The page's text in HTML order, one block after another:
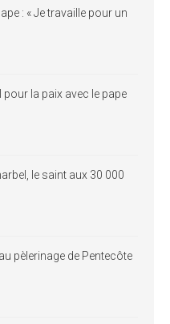
: « Je travaille pour un
la paix avec le pape
le saint aux 30 000
pèlerinage de Pentecôte